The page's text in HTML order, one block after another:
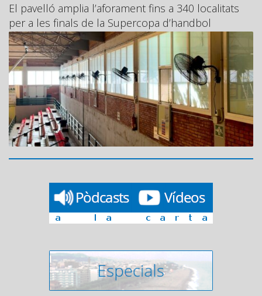
El pavelló amplia l’aforament fins a 340 localitats
per a les finals de la Supercopa d’handbol